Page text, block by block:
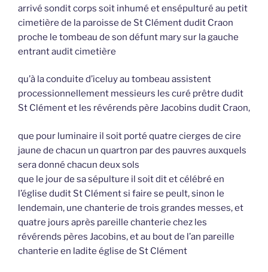
arrivé sondit corps soit inhumé et ensépulturé au petit
cimetière de la paroisse de St Clément dudit Craon
proche le tombeau de son défunt mary sur la gauche
entrant audit cimetière
qu’à la conduite d’iceluy au tombeau assistent
processionnellement messieurs les curé prêtre dudit
St Clément et les révérends père Jacobins dudit Craon,
que pour luminaire il soit porté quatre cierges de cire
jaune de chacun un quartron par des pauvres auxquels
sera donné chacun deux sols
que le jour de sa sépulture il soit dit et célébré en
l’église dudit St Clément si faire se peult, sinon le
lendemain, une chanterie de trois grandes messes, et
quatre jours après pareille chanterie chez les
révérends pères Jacobins, et au bout de l’an pareille
chanterie en ladite église de St Clément